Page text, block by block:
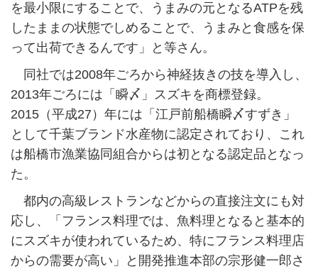
を最小限にすることで、うまみの元となるATPを残
したままの状態でしめることで、うまみと食感を保
って出荷できるんです」と等さん。
同社では2008年ごろから神経抜きの技を導入し、
2013年ごろには「瞬〆」スズキを商標登録。
2015（平成27）年には「江戸前船橋瞬〆すずき」
として千葉ブランド水産物に認定されており、これ
は船橋市漁業協同組合からは初となる認定品となっ
た。
都内の高級レストランなどからの直接注文にも対
応し、「フランス料理では、魚料理となると基本的
にスズキが使われているため、特にフランス料理店
からの需要が高い」と開発推進本部の宗形健一郎さ